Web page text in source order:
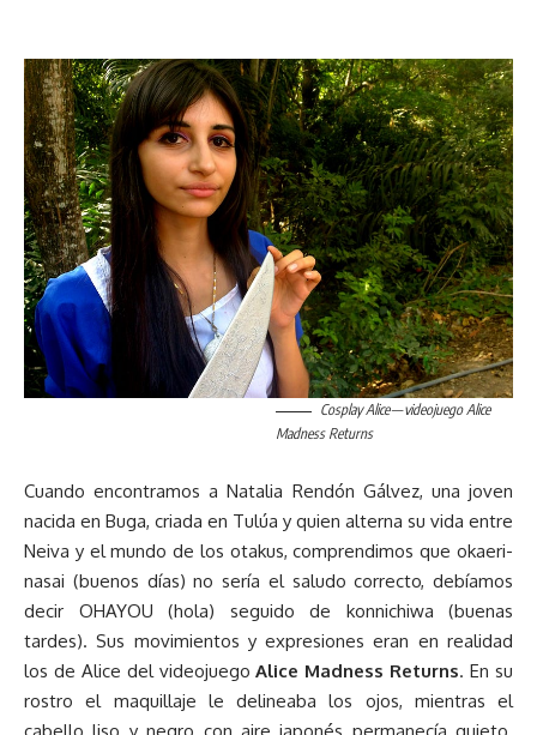
Cosplay Alice— videojuego Alice
Madness Returns
Cuando encontramos a Natalia Rendón Gálvez, una joven
nacida en Buga, criada en Tulúa y quien alterna su vida entre
Neiva y el mundo de los otakus, comprendimos que okaeri-
nasai (buenos días) no sería el saludo correcto, debíamos
decir OHAYOU (hola) seguido de konnichiwa (buenas
tardes). Sus movimientos y expresiones eran en realidad
los de Alice del videojuegoAlice Madness Returns. En su
rostro el maquillaje le delineaba los ojos, mientras el